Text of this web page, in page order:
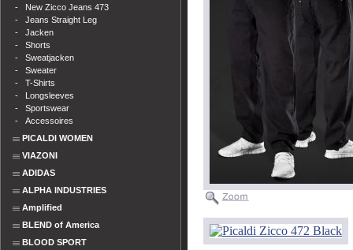
- New Zicco Jeans 473
- Jeans Straight Leg
- Jacken
- Shorts
- Sweatjacken
- Sweater
- T-Shirts
- Longsleeves
- Sportswear
- Accessoires
PICALDI WOMEN
VIAZONI
ADIDAS
ALPHA INDUSTRIES
Amplified
BLEND of America
BLOOD SPORT